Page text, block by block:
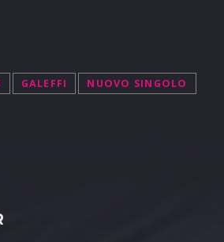
GALEFFI NUOVO SINGOLO